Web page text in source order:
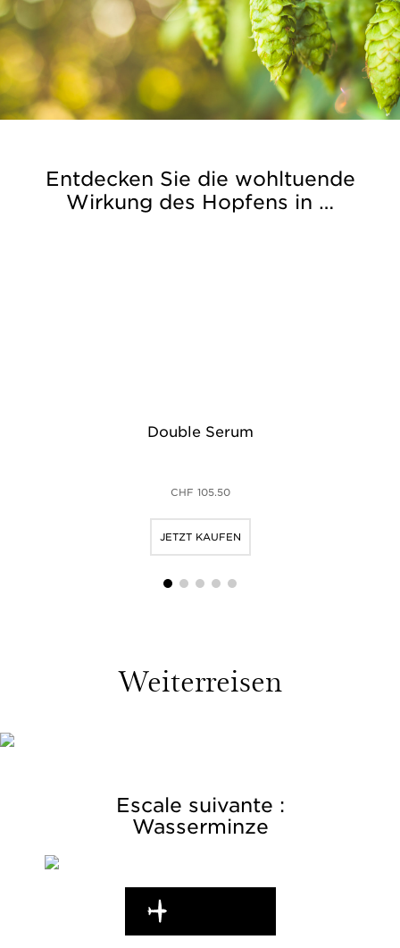
Entdecken Sie die wohltuende
Wirkung des Hopfens in …
Double Serum
CHF 105.50
JETZT KAUFEN
1 2 3 4 5
Weiterreisen
Escale suivante :
Wasserminze